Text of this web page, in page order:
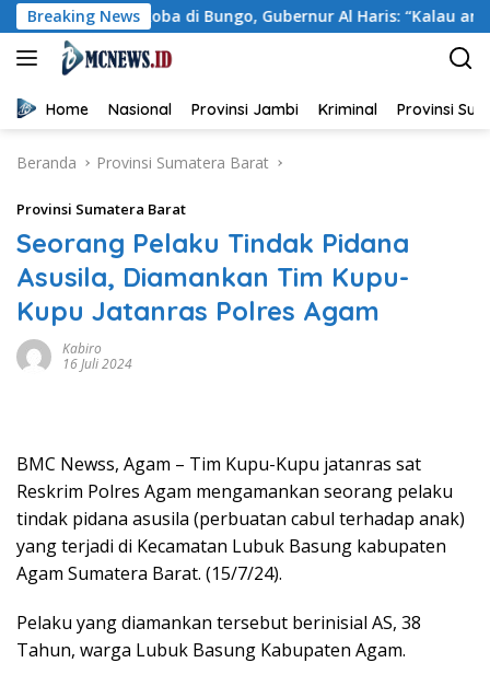
Langsung
ke
konten
Breaking News
di Bungo, Gubernur Al Haris: “Kalau anak-anakku
Home Nasional Provinsi Jambi Kriminal Provinsi
Beranda Provinsi Sumatera Barat
Provinsi Sumatera Barat
Seorang Pelaku Tindak Pidana
Asusila, Diamankan Tim Kupu-
Kupu Jatanras Polres Agam
Kabiro
16 Juli 2024
BMC Newss, Agam – Tim Kupu-Kupu jatanras sat
Reskrim Polres Agam mengamankan seorang pelaku
tindak pidana asusila (perbuatan cabul terhadap anak)
yang terjadi di Kecamatan Lubuk Basung kabupaten
Agam Sumatera Barat. (15/7/24).
Pelaku yang diamankan tersebut berinisial AS, 38
Tahun, warga Lubuk Basung Kabupaten Agam.